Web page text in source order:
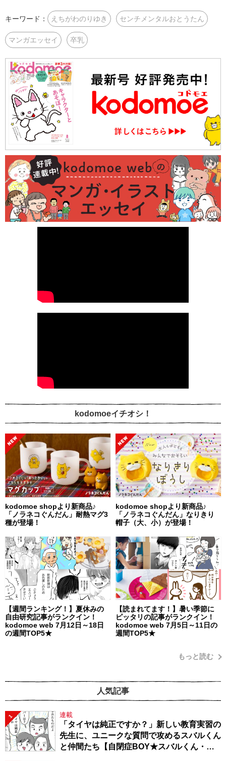
キーワード： えちがわのりゆき センチメンタルおとうたん
マンガエッセイ 卒乳
kodomoeイチオシ！
kodomoe shopより新商品♪
「ノラネコぐんだん」耐熱マグ3
種が登場！
kodomoe shopより新商品♪
「ノラネコぐんだん」なりきり
帽子（大、小）が登場！
【週間ランキング！】夏休みの
自由研究記事がランクイン！
kodomoe web 7月12日～18日
の週間TOP5★
【読まれてます！】暑い季節に
ピッタリの記事がランクイン！
kodomoe web 7月5日～11日の
週間TOP5★
もっと読む
人気記事
1 連載
「タイヤは純正ですか？」新しい教育実習の
先生に、ユニークな質問で攻めるスバルくん
と仲間たち【自閉症BOY★スバルくん・